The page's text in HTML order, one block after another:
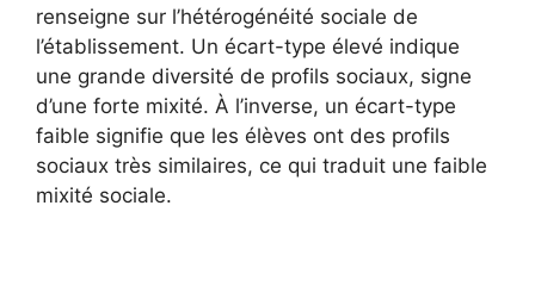
renseigne sur l’hétérogénéité sociale de
l’établissement. Un écart-type élevé indique
une grande diversité de profils sociaux, signe
d’une forte mixité. À l’inverse, un écart-type
faible signifie que les élèves ont des profils
sociaux très similaires, ce qui traduit une faible
mixité sociale.